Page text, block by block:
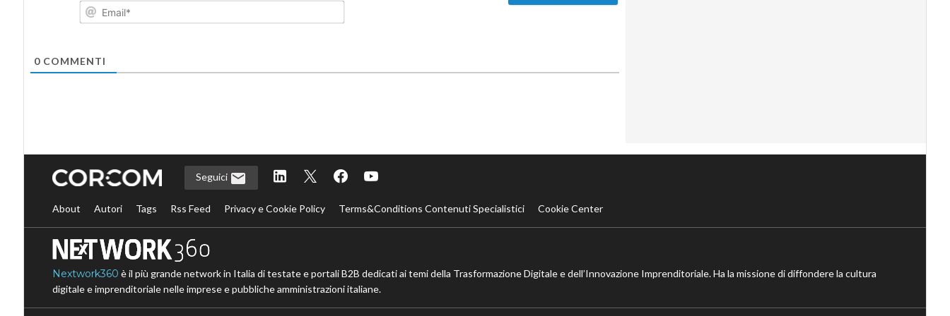
Email*
0COMMENTI
Seguici
About Autori Tags Rss Feed Privacy e Cookie Policy Terms&Conditions Contenuti Specialistici Cookie Center
Nextwork360 è il più grande network in Italia di testate e portali B2B dedicati ai temi della Trasformazione Digitale e dell’Innovazione Imprenditoriale. Ha la missione di diffondere la cultura
digitale e imprenditoriale nelle imprese e pubbliche amministrazioni italiane.